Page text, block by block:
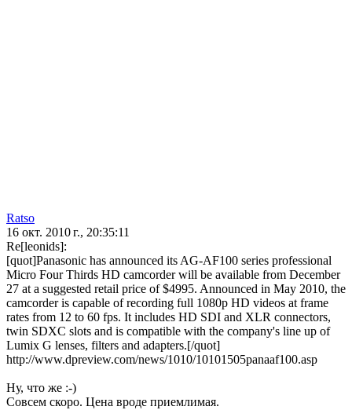
Ratso
16 окт. 2010 г., 20:35:11
Re[leonids]:
[quot]Panasonic has announced its AG-AF100 series professional
Micro Four Thirds HD camcorder will be available from December
27 at a suggested retail price of $4995. Announced in May 2010, the
camcorder is capable of recording full 1080p HD videos at frame
rates from 12 to 60 fps. It includes HD SDI and XLR connectors,
twin SDXC slots and is compatible with the company's line up of
Lumix G lenses, filters and adapters.[/quot]
http://www.dpreview.com/news/1010/10101505panaaf100.asp
Ну, что же :-)
Совсем скоро. Цена вроде приемлимая.